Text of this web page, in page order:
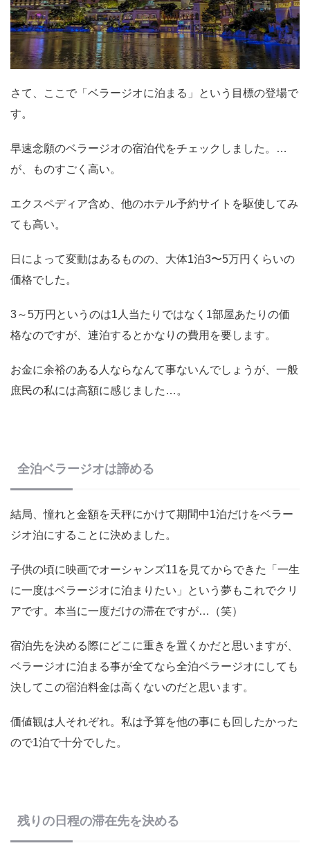
さて、ここで「ベラージオに泊まる」という目標の登場で
す。
早速念願のベラージオの宿泊代をチェックしました。…
が、ものすごく高い。
エクスペディア含め、他のホテル予約サイトを駆使してみ
ても高い。
日によって変動はあるものの、大体1泊3〜5万円くらいの
価格でした。
3～5万円というのは1人当たりではなく1部屋あたりの価
格なのですが、連泊するとかなりの費用を要します。
お金に余裕のある人ならなんて事ないんでしょうが、一般
庶民の私には高額に感じました…。
全泊ベラージオは諦める
結局、憧れと金額を天秤にかけて期間中1泊だけをベラー
ジオ泊にすることに決めました。
子供の頃に映画でオーシャンズ11を見てからできた「一生
に一度はベラージオに泊まりたい」という夢もこれでクリ
アです。本当に一度だけの滞在ですが…（笑）
宿泊先を決める際にどこに重きを置くかだと思いますが、
ベラージオに泊まる事が全てなら全泊ベラージオにしても
決してこの宿泊料金は高くないのだと思います。
価値観は人それぞれ。私は予算を他の事にも回したかった
ので1泊で十分でした。
残りの日程の滞在先を決める